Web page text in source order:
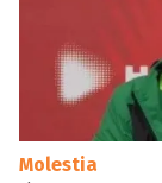
Molestia